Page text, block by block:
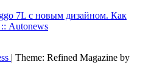
7L с новым дизайном. Как
Autonews
| Theme: Refined Magazine by